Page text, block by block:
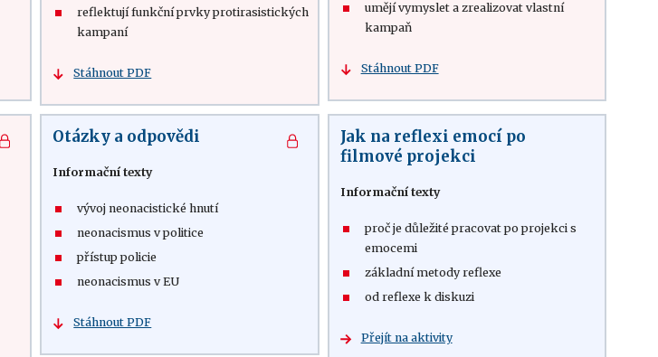
reflektují funkční prvky protirasistických
kampaní
Stáhnout PDF
umějí vymyslet a zrealizovat vlastní
kampaň
Stáhnout PDF
Otázky a odpovědi
Informační texty
vývoj neonacistické hnutí
neonacismus v politice
přístup policie
neonacismus v EU
Stáhnout PDF
Jak na reflexi emocí po
filmové projekci
Informační texty
proč je důležité pracovat po projekci s
emocemi
základní metody reflexe
od reflexe k diskuzi
Přejít na aktivity